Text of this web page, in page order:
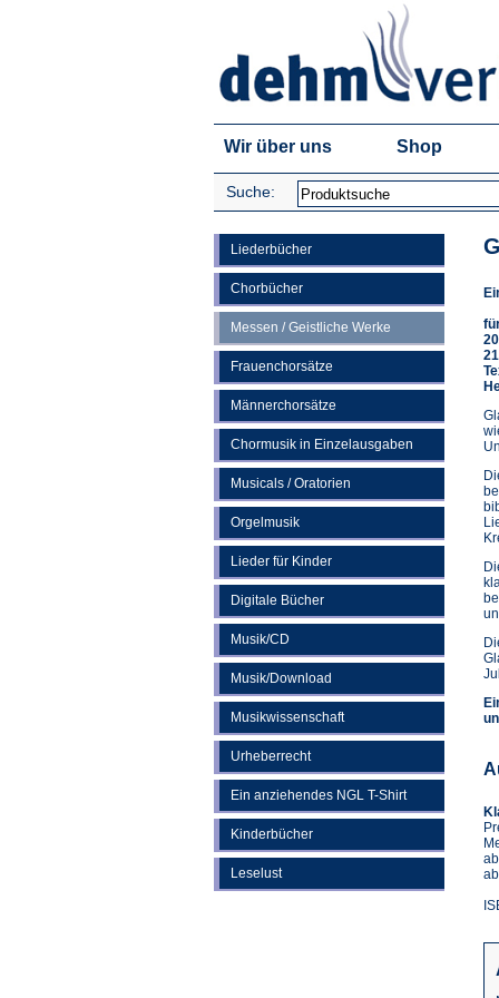
Wir über uns Shop
Suche:
Liederbücher
Chorbücher
Messen / Geistliche Werke
Frauenchorsätze
Männerchorsätze
Chormusik in Einzelausgaben
Musicals / Oratorien
Orgelmusik
Lieder für Kinder
Digitale Bücher
Musik/CD
Musik/Download
Musikwissenschaft
Urheberrecht
Ein anziehendes NGL T-Shirt
Kinderbücher
Leselust